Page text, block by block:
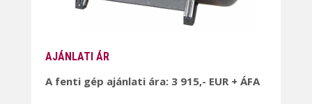
AJÁNLATI ÁR
A fenti gép ajánlati ára: 3 915,- EUR + ÁFA